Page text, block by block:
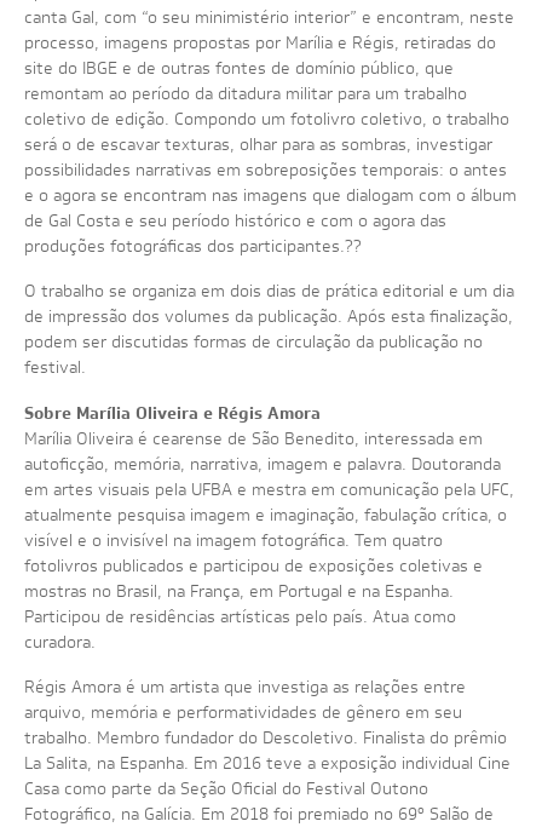
canta Gal, com “o seu minimistério interior” e encontram, neste
processo, imagens propostas por Marília e Régis, retiradas do
site do IBGE e de outras fontes de domínio público, que
remontam ao período da ditadura militar para um trabalho
coletivo de edição. Compondo um fotolivro coletivo, o trabalho
será o de escavar texturas, olhar para as sombras, investigar
possibilidades narrativas em sobreposições temporais: o antes
e o agora se encontram nas imagens que dialogam com o álbum
de Gal Costa e seu período histórico e com o agora das
produções fotográficas dos participantes.??
O trabalho se organiza em dois dias de prática editorial e um dia
de impressão dos volumes da publicação. Após esta finalização,
podem ser discutidas formas de circulação da publicação no
festival.
Sobre Marília Oliveira e Régis Amora
Marília Oliveira é cearense de São Benedito, interessada em
autoficção, memória, narrativa, imagem e palavra. Doutoranda
em artes visuais pela UFBA e mestra em comunicação pela UFC,
atualmente pesquisa imagem e imaginação, fabulação crítica, o
visível e o invisível na imagem fotográfica. Tem quatro
fotolivros publicados e participou de exposições coletivas e
mostras no Brasil, na França, em Portugal e na Espanha.
Participou de residências artísticas pelo país. Atua como
curadora.
Régis Amora é um artista que investiga as relações entre
arquivo, memória e performatividades de gênero em seu
trabalho. Membro fundador do Descoletivo. Finalista do prêmio
La Salita, na Espanha. Em 2016 teve a exposição individual Cine
Casa como parte da Seção Oficial do Festival Outono
Fotográfico, na Galícia. Em 2018 foi premiado no 69º Salão de